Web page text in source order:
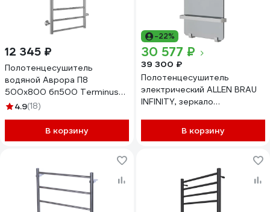
12 345 ₽
Полотенцесушитель
водяной Аврора П8
500x800 бп500 Terminus
4670078529923
4.9(18)
В корзину
-22%
30 577 ₽
39 300 ₽
Полотенцесушитель
электрический ALLEN BRAU
INFINITY, зеркало
275617 00275617
В корзину